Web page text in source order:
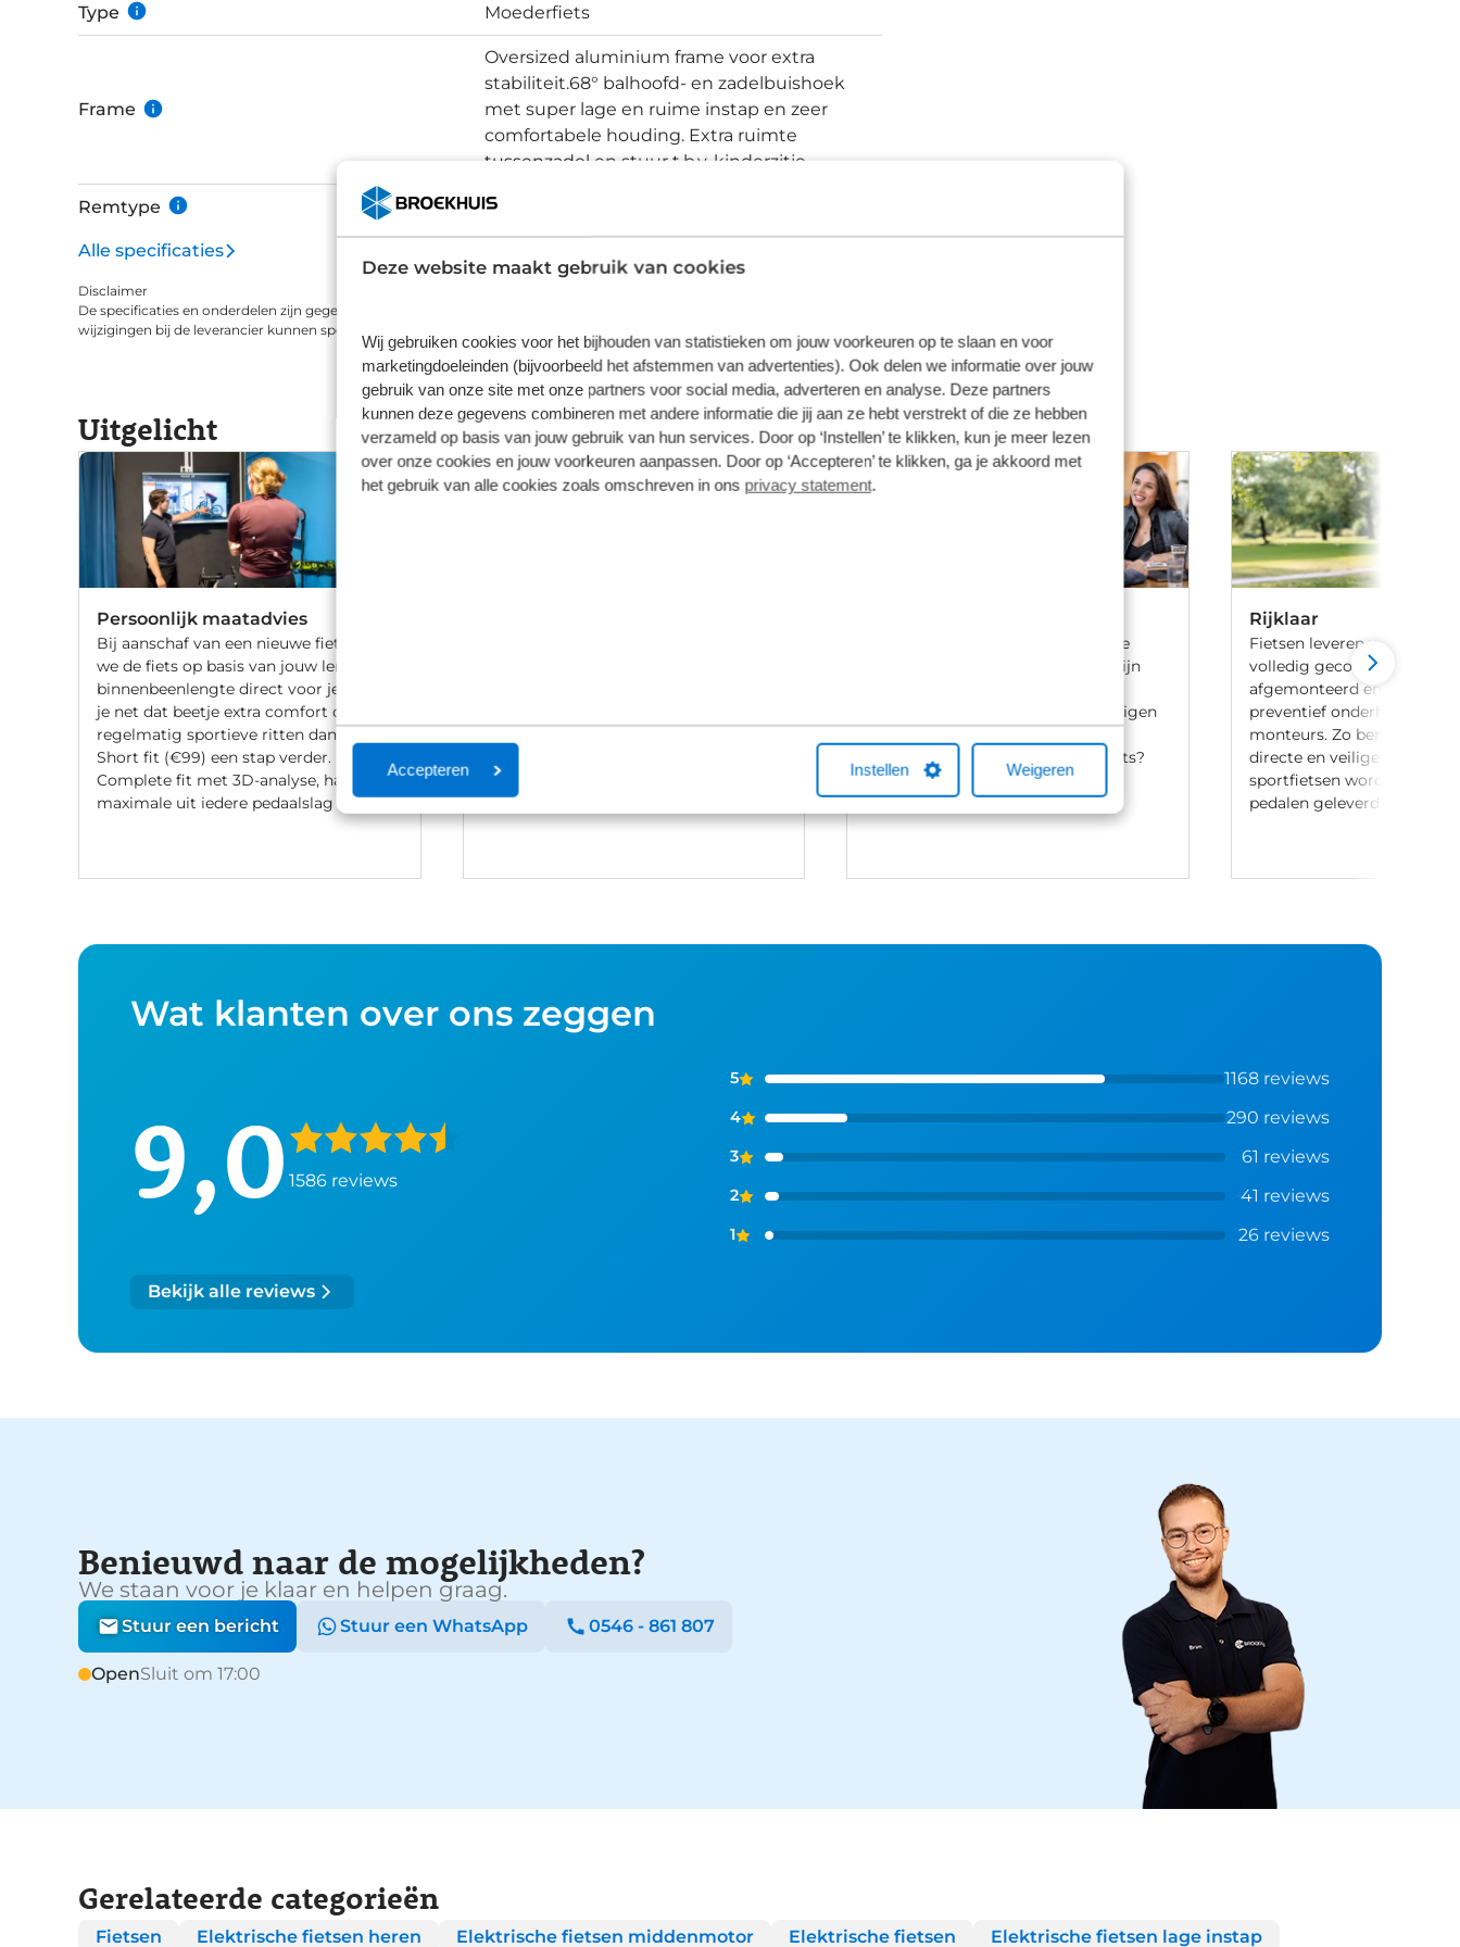
Deze website maakt gebruik van cookies
Wij gebruiken cookies voor het bijhouden van statistieken om jouw voorkeuren op te slaan en voor
marketingdoeleinden (bijvoorbeeld het afstemmen van advertenties). Ook delen we informatie over jouw
gebruik van onze site met onze partners voor social media, adverteren en analyse. Deze partners
kunnen deze gegevens combineren met andere informatie die jij aan ze hebt verstrekt of die ze hebben
verzameld op basis van jouw gebruik van hun services. Door op ‘Instellen’ te klikken, kun je meer lezen
over onze cookies en jouw voorkeuren aanpassen. Door op ‘Accepteren’ te klikken, ga je akkoord met
het gebruik van alle cookies zoals omschreven in ons privacy statement.
Accepteren Instellen Weigeren
Type Moederfiets
Frame
Oversized aluminium frame voor extra
stabiliteit.68° balhoofd- en zadelbuishoek
met super lage en ruime instap en zeer
comfortabele houding. Extra ruimte
tussenzadel en stuur t.b.v. kinderzitje.
Remtype Schijfremmen
Alle specificaties
Disclaimer
De specificaties en onderdelen zijn gegeven op basis van aanlevering van de leverancier. Op basis van beschikbaarheid of
wijzigingen bij de leverancier kunnen specificaties afwijken.
Uitgelicht
Persoonlijk maatadvies
Bij aanschaf van een nieuwe fiets stellen
we de fiets op basis van jouw lengte en
binnenbeenlengte direct voor je af. Wil
je net dat beetje extra comfort of fiets je
regelmatig sportieve ritten dan gaat de
Short fit (€99) een stap verder. Met een
Complete fit met 3D-analyse, haal je het
maximale uit iedere pedaalslag (€249).
helpen met een fietsverzekering. Het
afsluiten hiervan is niet verplicht.
Bij Broekhuis ben je aan het goede
adres om een fiets te leasen. Wij zijn
maatschappijen en hebben onze eigen
vragen over het leasen van een fiets?
Neem gerust contact met ons op.
Rijklaar
Fietsen leveren we 100%
volledig gecontroleerd,
afgemonteerd en voorzien
preventief onderhoud door
monteurs. Zo ben je
directe en veilige ritten. Let
sportfietsen worden
pedalen geleverd.
Wat klanten over ons zeggen
9,0 1586 reviews
5 1168 reviews
4 290 reviews
3 61 reviews
2 41 reviews
1 26 reviews
Bekijk alle reviews
Benieuwd naar de mogelijkheden?
We staan voor je klaar en helpen graag.
Stuur een bericht Stuur een WhatsApp 0546 - 861 807
OpenSluit om 17:00
Gerelateerde categorieën
Fietsen Elektrische fietsen heren Elektrische fietsen middenmotor Elektrische fietsen Elektrische fietsen lage instap